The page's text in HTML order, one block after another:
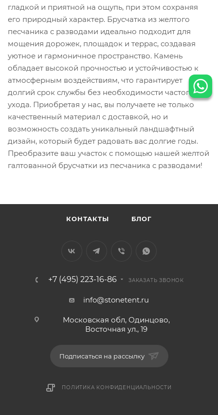
гладкой и приятной на ощупь, при этом сохраняя
его природный характер. Брусчатка из желтого
песчаника с разводами идеально подходит для
мощения дорожек, площадок и террас, создавая
уютное и гармоничное пространство. Камень
обладает высокой прочностью и устойчивостью к
атмосферным воздействиям, что гарантирует
долгий срок службы без необходимости частого
ухода. Приобретая у нас, вы получаете не только
качественный материал с доставкой, но и
возможность создать уникальный ландшафтный
дизайн, который будет радовать вас долгие годы.
Преобразите ваш участок с помощью нашей желтой
галтованной брусчатки из песчаника с разводами!
КОНТАКТЫ БЛОГ
+7 (495) 223-16-86 ЗАКАЗАТЬ ЗВОНОК
info@stonetent.ru
Московская обл, Одинцово,
Восточная ул., 19
Подписаться на рассылку
ПОЛИТИКА КОНФИДЕНЦИАЛЬНОСТИ